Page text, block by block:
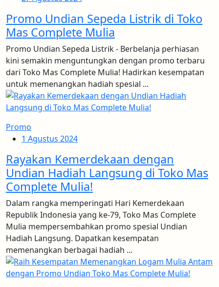
Promo Undian Sepeda Listrik di Toko
Mas Complete Mulia
Promo Undian Sepeda Listrik - Berbelanja perhiasan
kini semakin menguntungkan dengan promo terbaru
dari Toko Mas Complete Mulia! Hadirkan kesempatan
untuk memenangkan hadiah spesial ...
Promo
1 Agustus 2024
Rayakan Kemerdekaan dengan
Undian Hadiah Langsung di Toko Mas
Complete Mulia!
Dalam rangka memperingati Hari Kemerdekaan
Republik Indonesia yang ke-79, Toko Mas Complete
Mulia mempersembahkan promo spesial Undian
Hadiah Langsung. Dapatkan kesempatan
memenangkan berbagai hadiah ...